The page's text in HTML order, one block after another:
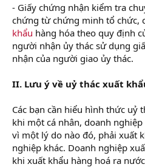
- Giấy chứng nhận kiểm tra
chứng từ chứng minh tổ chức,
khẩu hàng hóa theo quy định
người nhận ủy thác sử dụng
nhận của người giao ủy thác.
II. Lưu ý về uỷ thác xuất
Các bạn cần hiểu hình thức uỷ
khi một cá nhân, doanh
vì một lý do nào đó, phải xuất
nghiệp khác. Doanh nghiệp
khi xuất khẩu hàng hoá ra